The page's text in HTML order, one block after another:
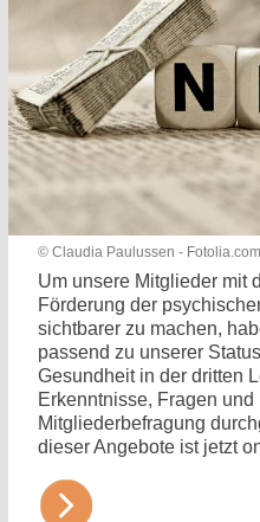
© Claudia Paulussen - Fotolia.com
Um unsere Mitglieder mit
Förderung der
sichtbarer zu machen,
passend zu unserer
Gesundheit in der dritten
Erkenntnisse, Fragen
Mitgliederbefragung
dieser Angebote ist jetzt